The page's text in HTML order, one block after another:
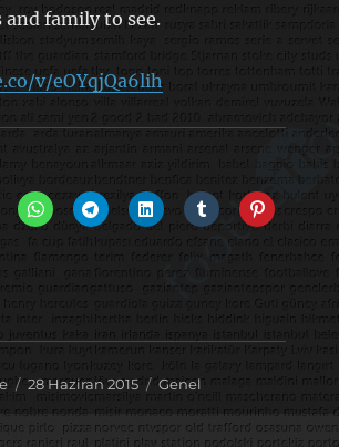
family to see.
v/eOYqjQa6lih
Yayın
28 Haziran 2015 Kategoriler
Genel